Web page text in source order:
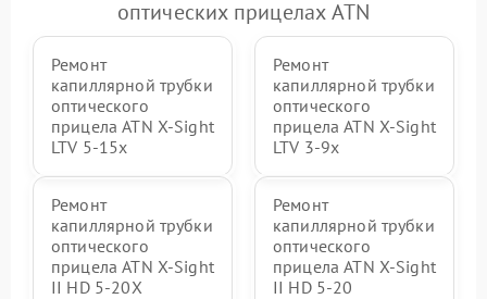
оптических прицелах ATN
Ремонт
капиллярной трубки
оптического
прицела ATN X-Sight
LTV 5-15x
Ремонт
капиллярной трубки
оптического
прицела ATN X-Sight
LTV 3-9x
Ремонт
капиллярной трубки
оптического
прицела ATN X-Sight
II HD 5-20X
Ремонт
капиллярной трубки
оптического
прицела ATN X-Sight
II HD 5-20